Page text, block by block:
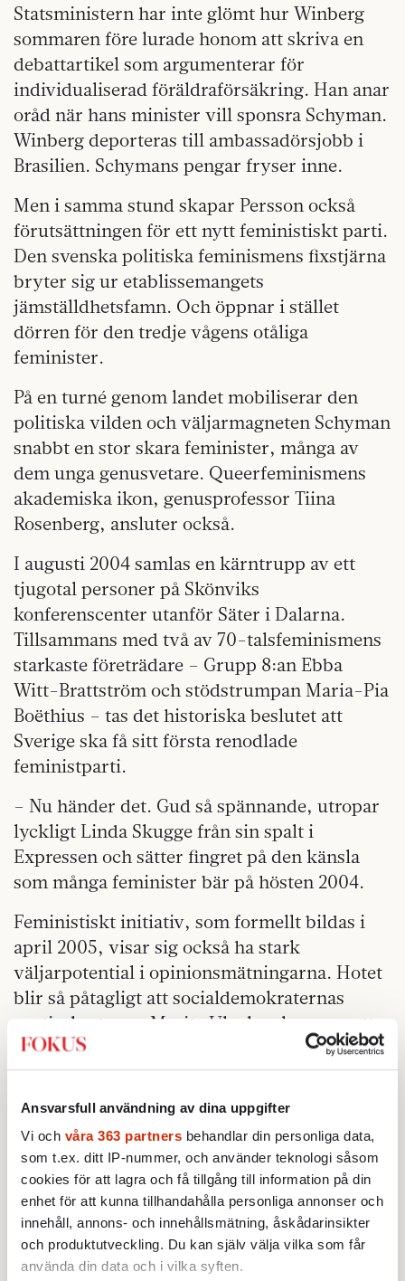
Ansvarsfull användning av dina uppgifter
Vi och våra 363 partners behandlar din personliga data,
som t.ex. ditt IP-nummer, och använder teknologi såsom
cookies för att lagra och få tillgång till information på din
enhet för att kunna tillhandahålla personliga annonser och
innehåll, annons- och innehållsmätning, åskådarinsikter
och produktutveckling. Du kan själv välja vilka som får
använda din data och i vilka syften.
Statsministern har inte glömt hur Winberg
sommaren före lurade honom att skriva en
debattartikel som argumenterar för
individualiserad föräldraförsäkring. Han anar
oråd när hans minister vill sponsra Schyman.
Winberg deporteras till ambassadörsjobb i
Brasilien. Schymans pengar fryser inne.
Men i samma stund skapar Persson också
förutsättningen för ett nytt feministiskt parti.
Den svenska politiska feminismens fixstjärna
bryter sig ur etablissemangets
jämställdhetsfamn. Och öppnar i stället
dörren för den tredje vågens otåliga
feminister.
På en turné genom landet mobiliserar den
politiska vilden och väljarmagneten Schyman
snabbt en stor skara feminister, många av
dem unga genusvetare. Queerfeminismens
akademiska ikon, genusprofessor Tiina
Rosenberg, ansluter också.
I augusti 2004 samlas en kärntrupp av ett
tjugotal personer på Skönviks
konferenscenter utanför Säter i Dalarna.
Tillsammans med två av 70-talsfeminismens
starkaste företrädare – Grupp 8:an Ebba
Witt-Brattström och stödstrumpan Maria-Pia
Boëthius – tas det historiska beslutet att
Sverige ska få sitt första renodlade
feministparti.
– Nu händer det. Gud så spännande, utropar
lyckligt Linda Skugge från sin spalt i
Expressen och sätter fingret på den känsla
som många feminister bär på hösten 2004.
Feministiskt initiativ, som formellt bildas i
april 2005, visar sig också ha stark
väljarpotential i opinionsmätningarna. Hotet
blir så påtagligt att socialdemokraternas
partisekreterare Marita Ulvskog lanserar ett
eget feministiskt nätverk – Feministas. Parti
efter parti gör jämställdhetsutspel.
Feminismen spås bli en stor fråga i
riksdagsvalet 2006.
Men det dröjer inte länge förrän motgångarna
kommer. Efter bara ett år har Ebba Witt
Brattström fått nog.
En generationsklyfta splittrar feministpartiet.